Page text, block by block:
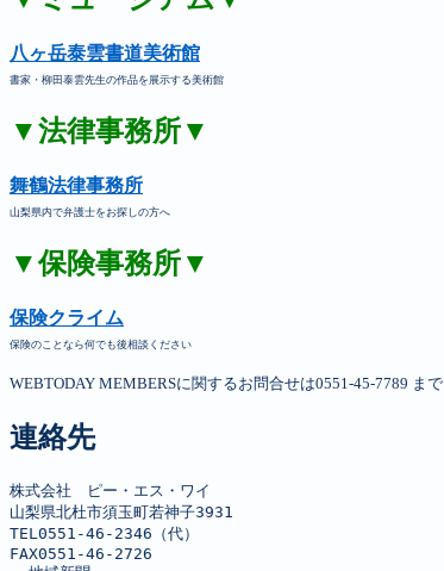
八ヶ岳泰雲書道美術館
書家・柳田泰雲先生の作品を展示する美術館
▼法律事務所▼
舞鶴法律事務所
山梨県内で弁護士をお探しの方へ
▼保険事務所▼
保険クライム
保険のことなら何でも後相談ください
WEBTODAY MEMBERSに関するお問合せは0551-45-7789 まで
連絡先
株式会社　ピー・エス・ワイ
山梨県北杜市須玉町若神子3931
TEL0551-46-2346（代）
FAX0551-46-2726